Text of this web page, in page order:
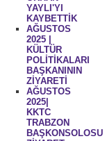
YAYLI'YI
KAYBETTİK
AĞUSTOS
2025 |
KÜLTÜR
POLİTİKALARI
BAŞKANININ
ZİYARETİ
AĞUSTOS
2025|
KKTC
TRABZON
BAŞKONSOLOSU